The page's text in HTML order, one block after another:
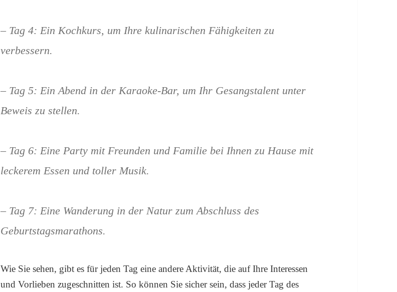
– Tag 4: Ein Kochkurs, um Ihre kulinarischen Fähigkeiten zu
verbessern.
– Tag 5: Ein Abend in der Karaoke-Bar, um Ihr Gesangstalent unter
Beweis zu stellen.
– Tag 6: Eine Party mit Freunden und Familie bei Ihnen zu Hause mit
leckerem Essen und toller Musik.
– Tag 7: Eine Wanderung in der Natur zum Abschluss des
Geburtstagsmarathons.
Wie Sie sehen, gibt es für jeden Tag eine andere Aktivität, die auf Ihre Interessen
und Vorlieben zugeschnitten ist. So können Sie sicher sein, dass jeder Tag des